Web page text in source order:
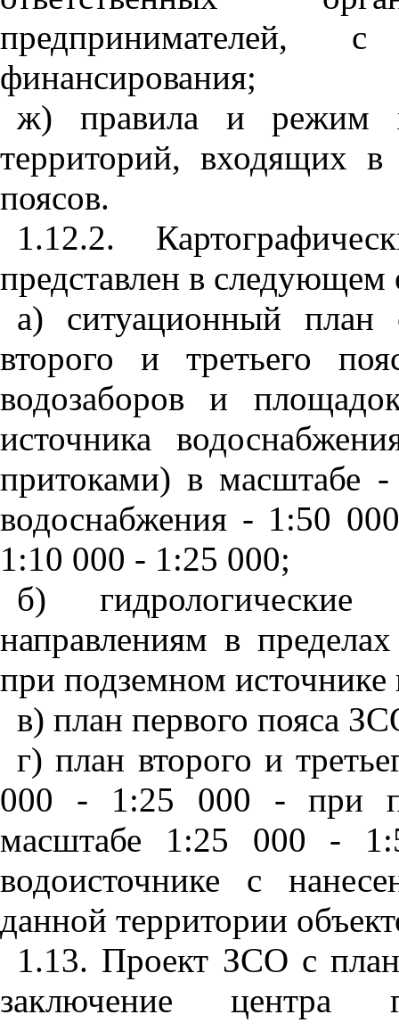
предпринимателей,
финансирования;
ж) правила и режим
территорий, входящих
поясов.
1.12.2.
представлен в следующем
а) ситуационный план
второго и третьего
водозаборов и
источника
притоками) в масштабе
водоснабжения - 1:50
1:10 000 - 1:25 000;
б)
направлениям в
при подземном
в) план первого пояса
г) план второго и
000 - 1:25 000 - при
масштабе 1:25 000 -
водоисточнике с
данной территории
1.13. Проект ЗСО с
заключение центра